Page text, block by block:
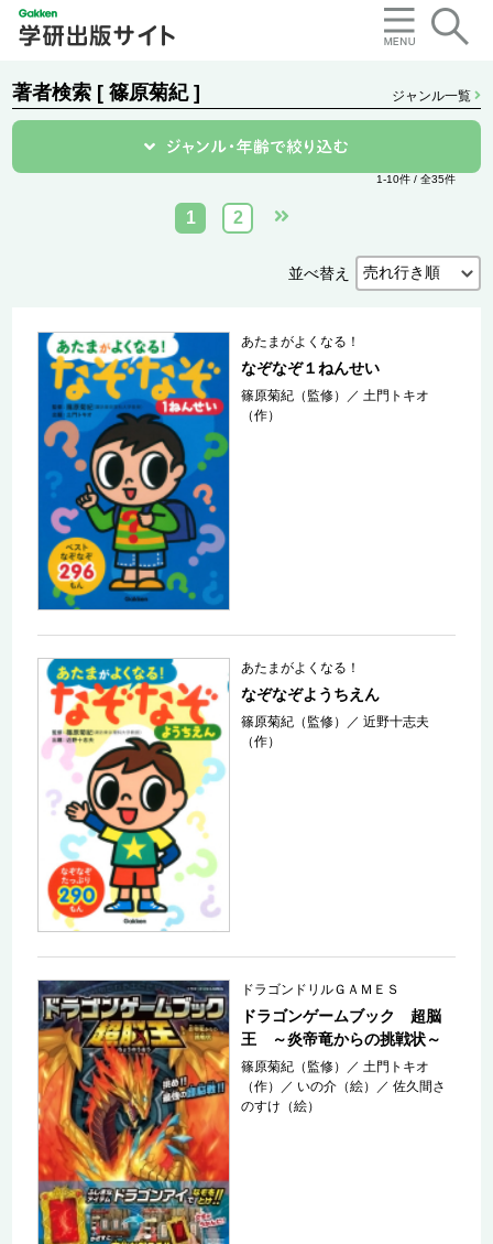
著者検索 [ 篠原菊紀 ] ジャンル一覧
1-10件 / 全35件
1 2
並べ替え
あたまがよくなる！
なぞなぞ１ねんせい
篠原菊紀（監修） ／土門トキオ
（作）
あたまがよくなる！
なぞなぞようちえん
篠原菊紀（監修） ／近野十志夫
（作）
ドラゴンドリルＧＡＭＥＳ
ドラゴンゲームブック 超脳
王 ～炎帝竜からの挑戦状～
篠原菊紀（監修） ／土門トキオ
（作）
／ いの介（絵） ／佐久間さ
のすけ（絵）